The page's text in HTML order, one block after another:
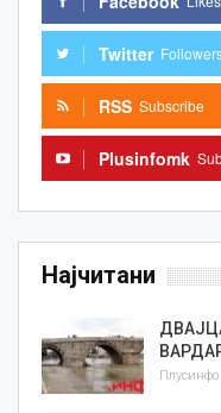
Twitter
RSS Subscribe
Plusinfomk
Најчитани
Плусинфо